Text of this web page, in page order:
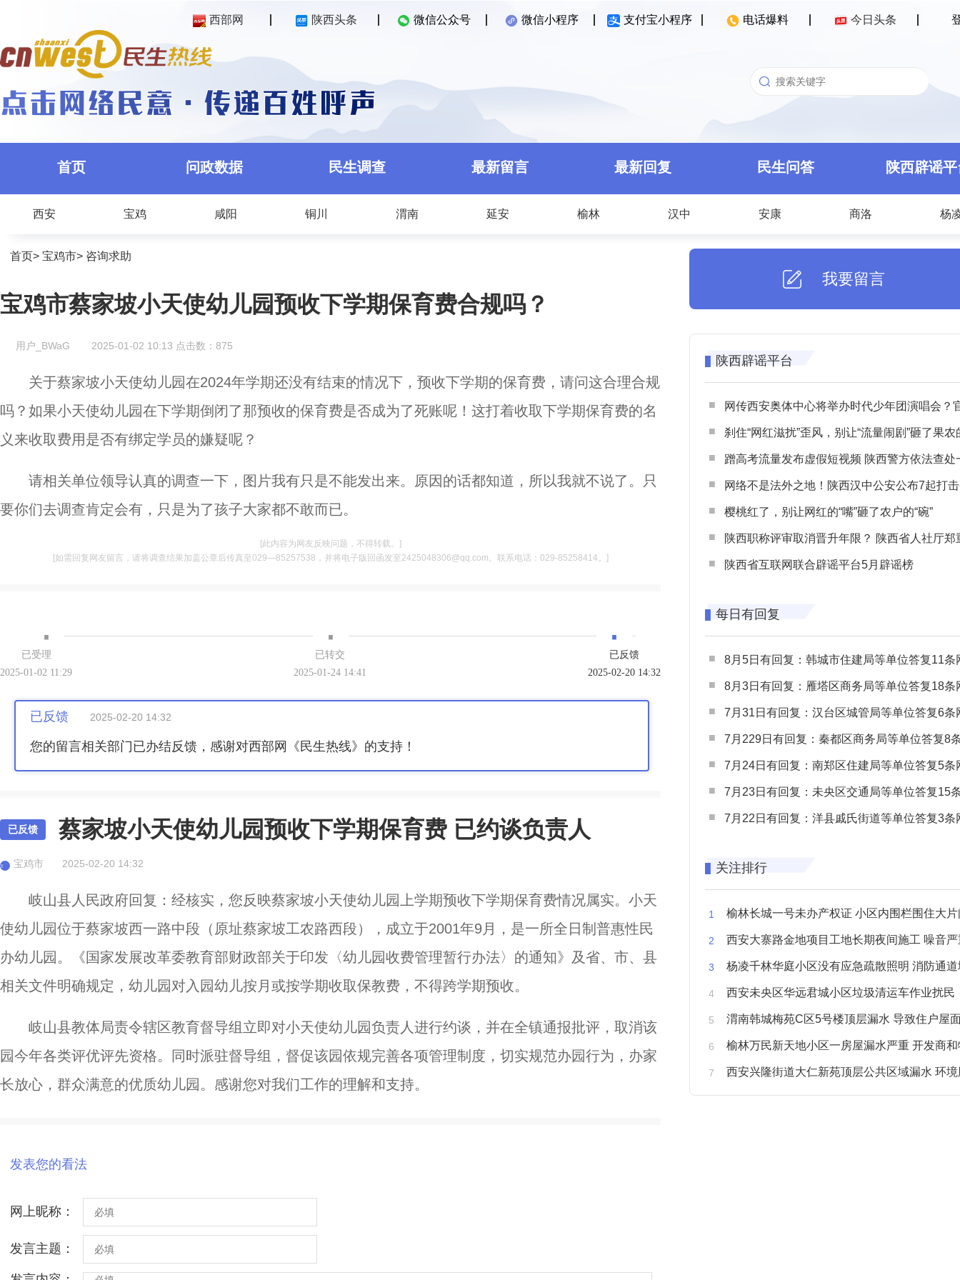
西部网 陕西头条 微信公众号 微信小程序 支付宝小程序 电话爆料 今日头条
首页 问政数据 民生调查 最新留言 最新回复 民生问答 陕西辟谣
西安 宝鸡 咸阳 铜川 渭南 延安 榆林 汉中 安康 商洛 杨
首页> 宝鸡市> 咨询求助
宝鸡市蔡家坡小天使幼儿园预收下学期保育费合规吗？
用户_BWaG 2025-01-02 10:13 点击数： 875
关于蔡家坡小天使幼儿园在2024年学期还没有结束的情况下，预收下学期的保育费，请问这合理合规
吗？如果小天使幼儿园在下学期倒闭了那预收的保育费是否成为了死账呢！这打着收取下学期保育费的名
义来收取费用是否有绑定学员的嫌疑呢？
请相关单位领导认真的调查一下，图片我有只是不能发出来。原因的话都知道，所以我就不说了。只
要你们去调查肯定会有，只是为了孩子大家都不敢而已。
[此内容为网友反映问题，不得转载。]
[如需回复网友留言，请将调查结果加盖公章后传真至029—85257538，并将电子版回函发至2425048306@qq.com。联系电话：029-85258414。]
· · ·
已受理
2025-01-02 11:29
已转交
2025-01-24 14:41
已反馈
2025-02-20 14:32
已反馈 2025-02-20 14:32
您的留言相关部门已办结反馈，感谢对西部网《民生热线》的支持！
已反馈 蔡家坡小天使幼儿园预收下学期保育费 已约谈负责人
宝 宝鸡市 2025-02-20 14:32
岐山县人民政府回复：经核实，您反映蔡家坡小天使幼儿园上学期预收下学期保育费情况属实。小天
使幼儿园位于蔡家坡西一路中段（原址蔡家坡工农路西段），成立于2001年9月，是一所全日制普惠性民
办幼儿园。《国家发展改革委教育部财政部关于印发〈幼儿园收费管理暂行办法〉的通知》及省、市、县
相关文件明确规定，幼儿园对入园幼儿按月或按学期收取保教费，不得跨学期预收。
岐山县教体局责令辖区教育督导组立即对小天使幼儿园负责人进行约谈，并在全镇通报批评，取消该
园今年各类评优评先资格。同时派驻督导组，督促该园依规完善各项管理制度，切实规范办园行为，办家
长放心，群众满意的优质幼儿园。感谢您对我们工作的理解和支持。
发表您的看法
网上昵称：
发言主题：
我要留言
陕西辟谣平台
网传西安奥体中心将举办时代少年团演唱会？官方回应：纯
刹住“网红滋扰”歪风，别让“流量闹剧”砸了果农
蹭高考流量发布虚假短视频 陕西警方依法查处一起涉高考网络
网络不是法外之地！陕西汉中公安公布7起打击整治网谣网暴典型
樱桃红了，别让网红的“嘴”砸了农户的“碗”
陕西职称评审取消晋升年限？ 陕西省人社厅郑重声明 谨防职称评审不实言
陕西省互联网联合辟谣平台5月辟谣榜
每日有回复
8月5日有回复：韩城市住建局等单位答复11条网民
8月3日有回复：雁塔区商务局等单位答复18条网民
7月31日有回复：汉台区城管局等单位答复6条网民
7月229日有回复：秦都区商务局等单位答复8条网民
7月24日有回复：南郑区住建局等单位答复5条网民
7月23日有回复：未央区交通局等单位答复15条网民
7月22日有回复：洋县戚氏街道等单位答复3条网民
关注排行
榆林长城一号未办产权证 小区内围栏围住大片闲置
西安大寨路金地项目工地长期夜间施工 噪音严重
杨凌千林华庭小区没有应急疏散照明 消防通
西安未央区华远君城小区垃圾清运车作业扰民
渭南韩城梅苑C区5号楼顶层漏水 导致住户屋面被
榆林万民新天地小区一房屋漏水严重 开发商和物业不予
西安兴隆街道大仁新苑顶层公共区域漏水 环